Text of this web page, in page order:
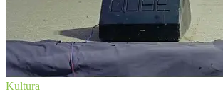
Kultura